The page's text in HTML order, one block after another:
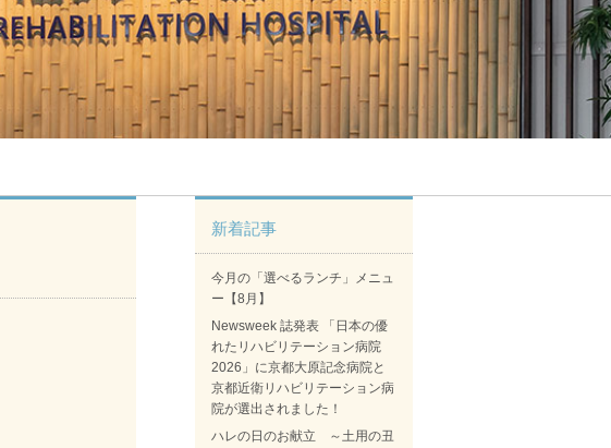
新着記事
今月の「選べるランチ」メニュ
ー【8月】
Newsweek 誌発表 「日本の優
れたリハビリテーション病院
2026」に京都大原記念病院と
京都近衛リハビリテーション病
院が選出されました！
ハレの日のお献立 ～土用の丑